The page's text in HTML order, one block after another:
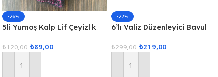
-26%
5li Yumoş Kalp Lif Çeyizlik
₺120,00 ₺89,00
Sepete Ekle
-27%
6’lı Valiz Düzenleyici Bavul
Hurcu
₺299,00 ₺219,00
Sepete Ekle